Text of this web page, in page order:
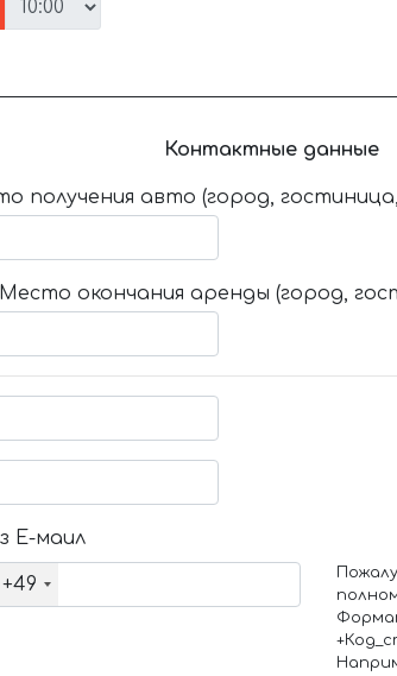
Контактные данные
получения авто (город,
Место окончания аренды (город,
Е-маил
+49